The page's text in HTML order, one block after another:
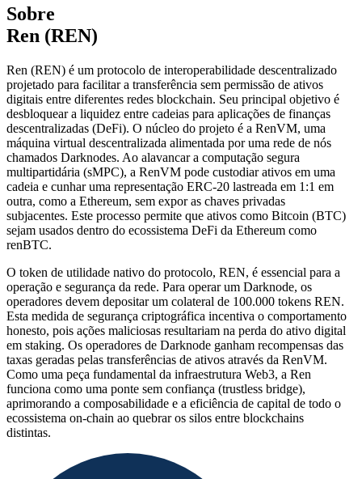
Sobre
Ren (REN)
Ren (REN) é um protocolo de interoperabilidade descentralizado
projetado para facilitar a transferência sem permissão de ativos
digitais entre diferentes redes blockchain. Seu principal objetivo é
desbloquear a liquidez entre cadeias para aplicações de finanças
descentralizadas (DeFi). O núcleo do projeto é a RenVM, uma
máquina virtual descentralizada alimentada por uma rede de nós
chamados Darknodes. Ao alavancar a computação segura
multipartidária (sMPC), a RenVM pode custodiar ativos em uma
cadeia e cunhar uma representação ERC-20 lastreada em 1:1 em
outra, como a Ethereum, sem expor as chaves privadas
subjacentes. Este processo permite que ativos como Bitcoin (BTC)
sejam usados dentro do ecossistema DeFi da Ethereum como
renBTC.
O token de utilidade nativo do protocolo, REN, é essencial para a
operação e segurança da rede. Para operar um Darknode, os
operadores devem depositar um colateral de 100.000 tokens REN.
Esta medida de segurança criptográfica incentiva o comportamento
honesto, pois ações maliciosas resultariam na perda do ativo digital
em staking. Os operadores de Darknode ganham recompensas das
taxas geradas pelas transferências de ativos através da RenVM.
Como uma peça fundamental da infraestrutura Web3, a Ren
funciona como uma ponte sem confiança (trustless bridge),
aprimorando a composabilidade e a eficiência de capital de todo o
ecossistema on-chain ao quebrar os silos entre blockchains
distintas.